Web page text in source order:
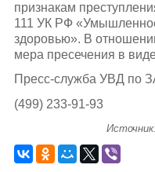
признакам
111 УК РФ
здоровью». В
мера пресечения в
Пресс-служба УВД по
(499) 233-91-93